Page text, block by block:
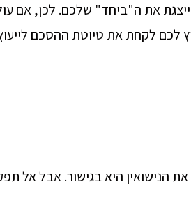
את ה"ביחד" שלכם. לכן, אם
לכם לקחת את טיוטת ההסכם
הנישואין היא בגישור. אבל אל